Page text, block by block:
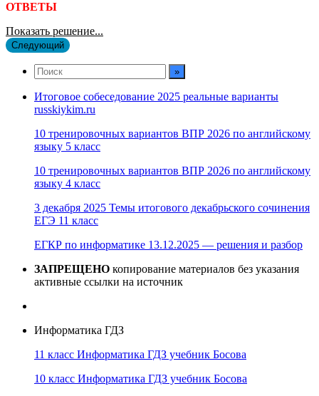
ОТВЕТЫ
Показать решение...
Следующий
Итоговое собеседование 2025 реальные варианты
russkiykim.ru
10 тренировочных вариантов ВПР 2026 по английскому
языку 5 класс
10 тренировочных вариантов ВПР 2026 по английскому
языку 4 класс
3 декабря 2025 Темы итогового декабрьского сочинения
ЕГЭ 11 класс
ЕГКР по информатике 13.12.2025 — решения и разбор
ЗАПРЕЩЕНО копирование материалов без указания
активные ссылки на источник
Информатика ГДЗ
11 класс Информатика ГДЗ учебник Босова
10 класс Информатика ГДЗ учебник Босова